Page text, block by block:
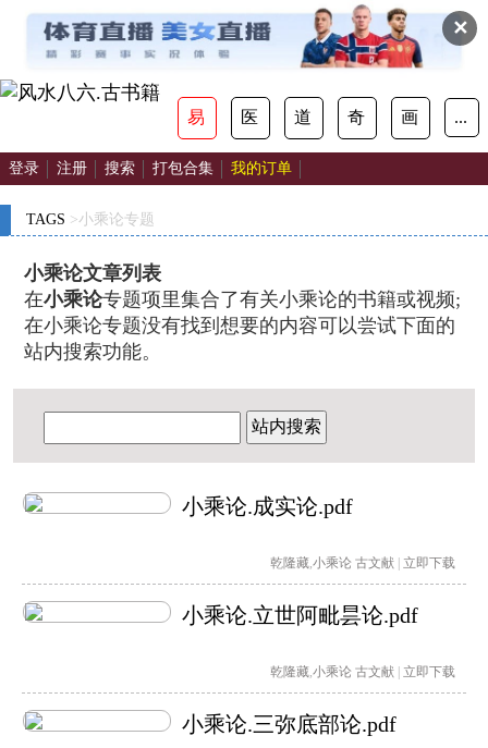
✕
易 医 道 奇 画 ...
登录 注册 搜索 打包合集 我的订单
TAGS >小乘论专题
小乘论文章列表
在小乘论专题项里集合了有关小乘论的书籍或视频;
在小乘论专题没有找到想要的内容可以尝试下面的
站内搜索功能。
站内搜索
小乘论.成实论.pdf
乾隆藏,小乘论 古文献 立即下载
小乘论.立世阿毗昙论.pdf
乾隆藏,小乘论 古文献 立即下载
小乘论.三弥底部论.pdf